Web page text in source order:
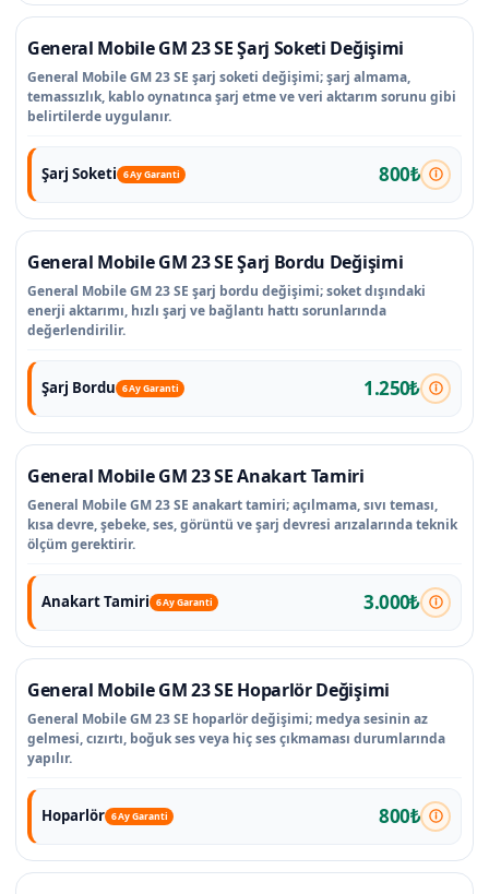
General Mobile GM 23 SE Şarj Soketi Değişimi
General Mobile GM 23 SE şarj soketi değişimi; şarj almama,
temassızlık, kablo oynatınca şarj etme ve veri aktarım sorunu gibi
belirtilerde uygulanır.
Şarj Soketi 6 Ay Garanti 800₺
General Mobile GM 23 SE Şarj Bordu Değişimi
General Mobile GM 23 SE şarj bordu değişimi; soket dışındaki
enerji aktarımı, hızlı şarj ve bağlantı hattı sorunlarında
değerlendirilir.
Şarj Bordu 6 Ay Garanti 1.250₺
General Mobile GM 23 SE Anakart Tamiri
General Mobile GM 23 SE anakart tamiri; açılmama, sıvı teması,
kısa devre, şebeke, ses, görüntü ve şarj devresi arızalarında teknik
ölçüm gerektirir.
Anakart Tamiri 6 Ay Garanti 3.000₺
General Mobile GM 23 SE Hoparlör Değişimi
General Mobile GM 23 SE hoparlör değişimi; medya sesinin az
gelmesi, cızırtı, boğuk ses veya hiç ses çıkmaması durumlarında
yapılır.
Hoparlör 6 Ay Garanti 800₺